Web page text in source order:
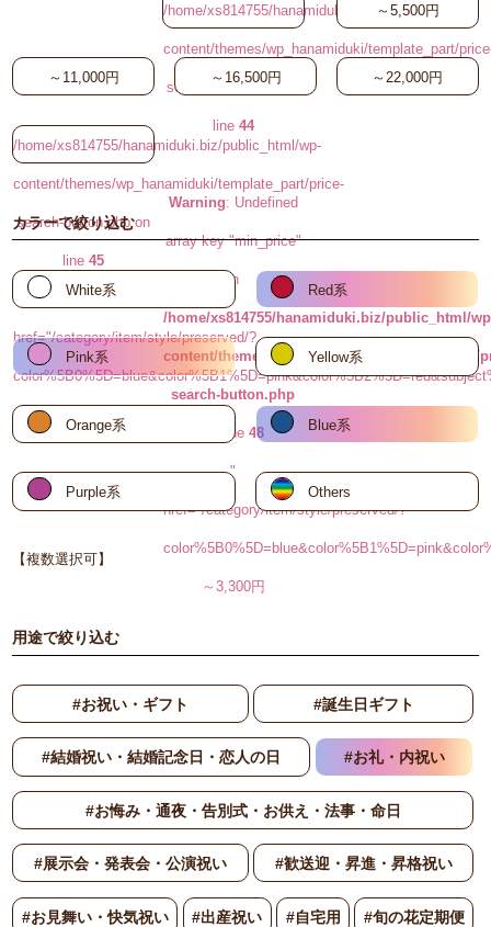
/home/xs814755/hanamiduki.biz/public_html/wp-
content/themes/wp_hanamiduki/template_part/
search-button.php on
line 44
Warning: Undefined
array key "min_price"
in
/home/xs814755/hanamiduki.biz/public_html/
content/themes/wp_hanamiduki/template_part/
search-button.php
on line 48
"
href="/category/item/style/preserved/?
～3,300円
～5,500円
～11,000円 ～16,500円 ～22,000円
/home/xs814755/hanamiduki.biz/public_html/wp-
content/themes/wp_hanamiduki/template_part/price-
search-button.php on
line45
button-selected"
href="/category/item/style/preserved/?
カラーで絞り込む
White系 Red系
Pink系 Yellow系
Orange系 Blue系
Purple系 Others
【複数選択可】
用途で絞り込む
#お祝い・ギフト #誕生日ギフト
#結婚祝い・結婚記念日・恋人の日 #お礼・内祝い
#お悔み・通夜・告別式・お供え・法事・命日
#展示会・発表会・公演祝い #歓送迎・昇進・昇格祝い
#お見舞い・快気祝い #出産祝い #自宅用 #旬の花定期便